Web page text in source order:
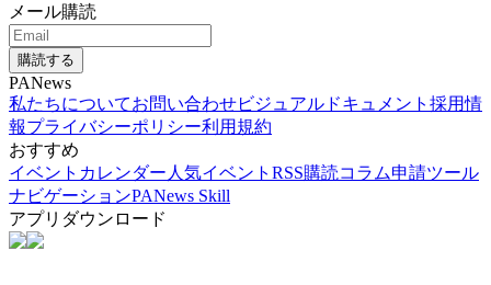
メール購読
購読する
PANews
私たちについてお問い合わせビジュアルドキュメント 採用情
報プライバシーポリシー利用規約
おすすめ
イベントカレンダー 人気イベント RSS購読コラム申請ツール
ナビゲーションPANews Skill
アプリダウンロード